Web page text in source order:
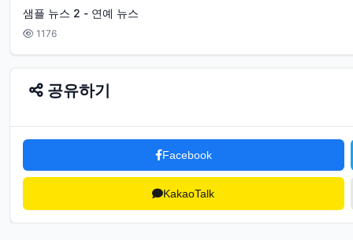
샘플 뉴스 2 - 연예 뉴스
1176
공유하기
Facebook
KakaoTalk